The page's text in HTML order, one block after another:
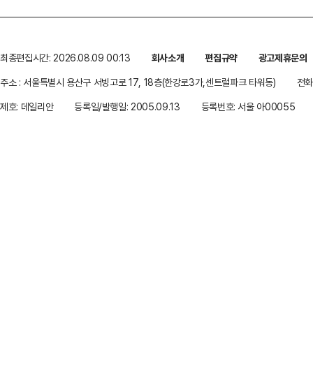
최종편집시간: 2026.08.09 00:13 회사소개 편집규약
광고제휴문의
주소 : 서울특별시 용산구 서빙고로 17, 18층(한강로3가,센트럴파크 타워동)
전
제호: 데일리안
등록일/발행일: 2005.09.13 등록번호: 서울 아00055